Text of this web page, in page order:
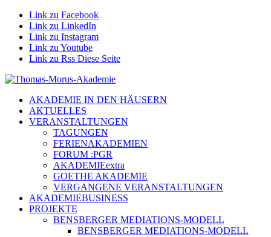
Link zu Facebook
Link zu LinkedIn
Link zu Instagram
Link zu Youtube
Link zu Rss Diese Seite
AKADEMIE IN DEN HÄUSERN
AKTUELLES
VERANSTALTUNGEN
TAGUNGEN
FERIENAKADEMIEN
FORUM :PGR
AKADEMIEextra
GOETHE AKADEMIE
VERGANGENE VERANSTALTUNGEN
AKADEMIEBUSINESS
PROJEKTE
BENSBERGER MEDIATIONS-MODELL
BENSBERGER MEDIATIONS-MODELL